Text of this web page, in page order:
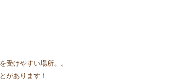
受けやすい場所。。
があります！